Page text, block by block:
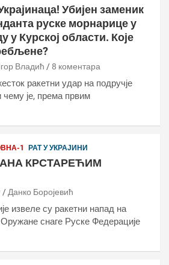
Убијен заменик
руске морнарице у
у Курској области. Које
Владић 8 коментара
ракетни удар на подручје
чему је, према првим
1 РАТ У УКРАЈИНИ
КРСТАРЕЋИМ
Данко Боројевић
извеле су ракетни напад на
снаге Руске Федерације